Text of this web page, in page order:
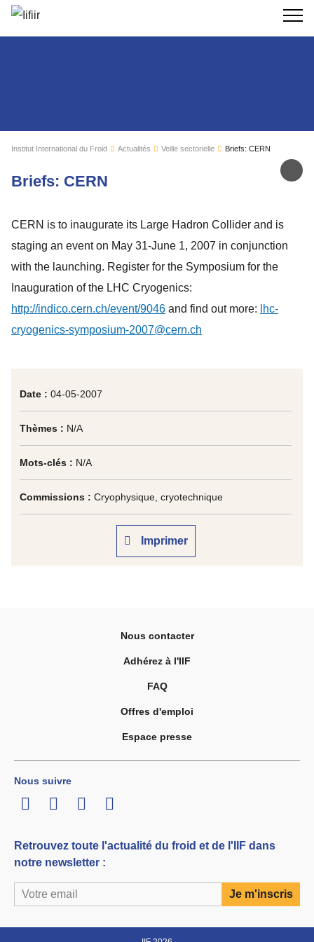
Institut International du Froid Actualités Veille sectorielle
Briefs: CERN
Briefs: CERN
Date : 04-05-2007
Thèmes : N/A
Mots-clés : N/A
Commissions : Cryophysique, cryotechnique
Imprimer
CERN is to inaugurate its Large Hadron Collider and is
staging an event on May 31-June 1, 2007 in conjunction
with the launching. Register for the Symposium for the
Inauguration of the LHC Cryogenics:
http://indico.cern.ch/event/9046 and find out more:
lhc-
cryogenics-symposium-2007@cern.ch
Nous contacter
Adhérez à l'IIF
FAQ
Offres d'emploi
Espace presse
Nous suivre
LinkedInTwitterFacebook
Youtube
Retrouvez toute l'actualité du froid et de l'IIF dans
notre newsletter :